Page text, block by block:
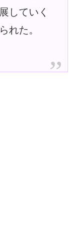
していく
れた。